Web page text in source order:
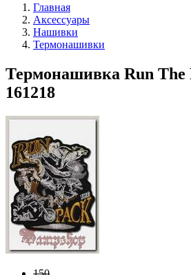
Главная
Аксессуары
Нашивки
Термонашивки
Термонашивка Run The
161218